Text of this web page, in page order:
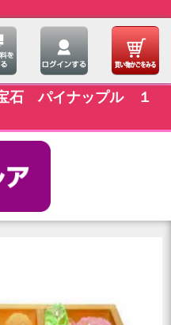
石 パイナップル １